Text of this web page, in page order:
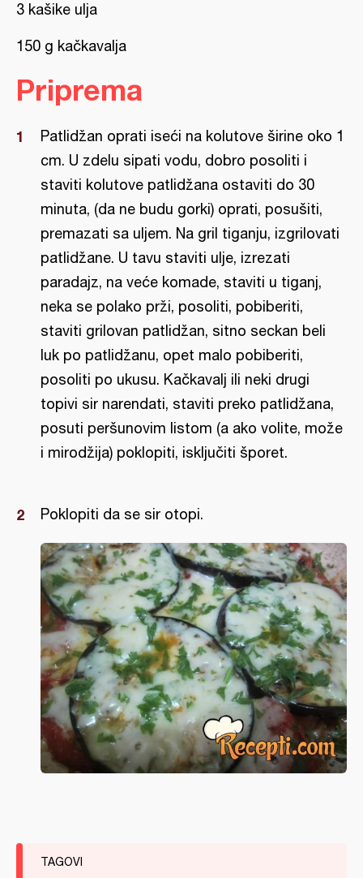
3 kašike ulja
150 g kačkavalja
Priprema
Patlidžan oprati iseći na kolutove širine oko 1
cm. U zdelu sipati vodu, dobro posoliti i
staviti kolutove patlidžana ostaviti do 30
minuta, (da ne budu gorki) oprati, posušiti,
premazati sa uljem. Na gril tiganju, izgrilovati
patlidžane. U tavu staviti ulje, izrezati
paradajz, na veće komade, staviti u tiganj,
neka se polako prži, posoliti, pobiberiti,
staviti grilovan patlidžan, sitno seckan beli
luk po patlidžanu, opet malo pobiberiti,
posoliti po ukusu. Kačkavalj ili neki drugi
topivi sir narendati, staviti preko patlidžana,
posuti peršunovim listom (a ako volite, može
i mirodžija) poklopiti, isključiti šporet.
Poklopiti da se sir otopi.
TAGOVI